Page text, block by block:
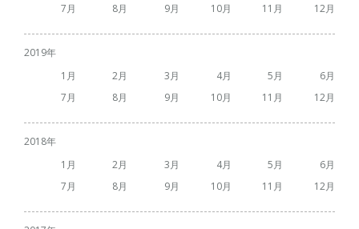
7
8 9 10 11 12
2019
1
2 3 4 5
6
7
8 9 10 11 12
2018
1
2 3 4 5
6
7
8 9 10 11 12